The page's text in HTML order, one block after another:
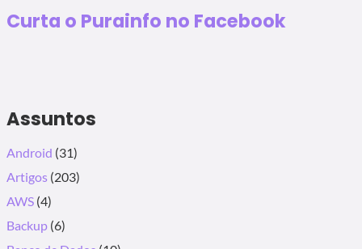
Curta o Purainfo no Facebook
Assuntos
Android (31)
Artigos(203)
AWS(4)
Backup(6)